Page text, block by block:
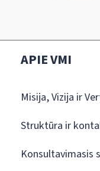
APIE VMI
Misija, Vizija ir
Struktūra ir
Konsultavimasis